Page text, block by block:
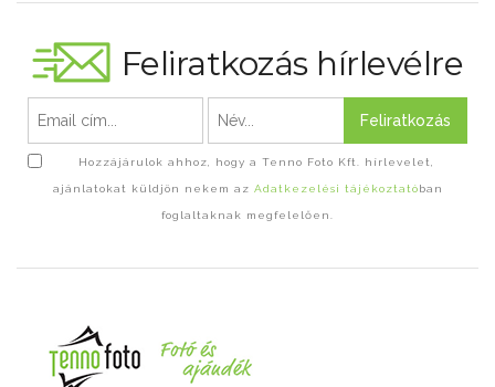
Feliratkozás hírlevélre
Feliratkozás
Hozzájárulok ahhoz, hogy a Tenno Foto Kft. hírlevelet,
ajánlatokat küldjön nekem az Adatkezelési tájékoztatóban
foglaltaknak megfelelően.